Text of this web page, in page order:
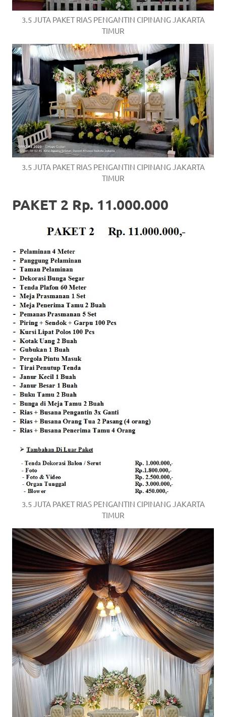
3.5 JUTA PAKET RIAS PENGANTIN CIPINANG JAKARTA
TIMUR
3.5 JUTA PAKET RIAS PENGANTIN CIPINANG JAKARTA
TIMUR
PAKET 2 Rp. 11.000.000
3.5 JUTA PAKET RIAS PENGANTIN CIPINANG JAKARTA
TIMUR